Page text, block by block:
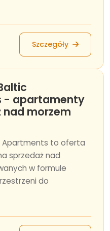
Szczegóły
- apartamenty
nad morzem
Apartments to oferta
sprzedaż nad
w formule
do